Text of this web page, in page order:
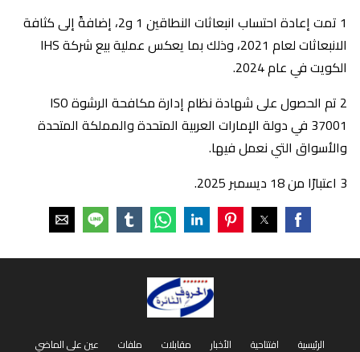
1 تمت إعادة احتساب انبعاثات النطاقين 1 و2، إضافةً إلى كثافة
الانبعاثات لعام 2021، وذلك بما يعكس عملية بيع شركة IHS
الكويت في عام 2024.
2 تم الحصول على شهادة نظام إدارة مكافحة الرشوة ISO
37001 في دولة الإمارات العربية المتحدة والمملكة المتحدة
والأسواق التي نعمل فيها.
3 اعتبارًا من 18 ديسمبر 2025.
الرئيسية افتتاحية الأخبار مقابلات ملفات عين على الماضي